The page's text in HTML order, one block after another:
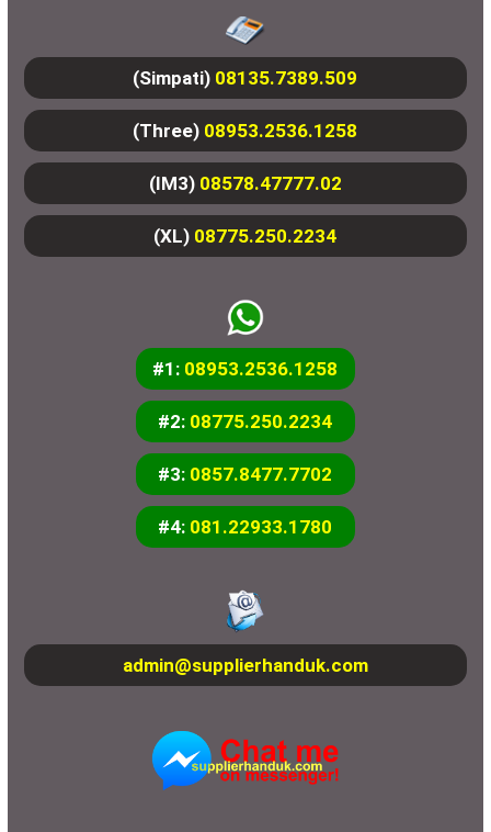
(Simpati) 08135.7389.509
(Three) 08953.2536.1258
(IM3) 08578.47777.02
(XL) 08775.250.2234
#1: 08953.2536.1258
#2: 08775.250.2234
#3: 0857.8477.7702
#4: 081.22933.1780
admin@supplierhanduk.com